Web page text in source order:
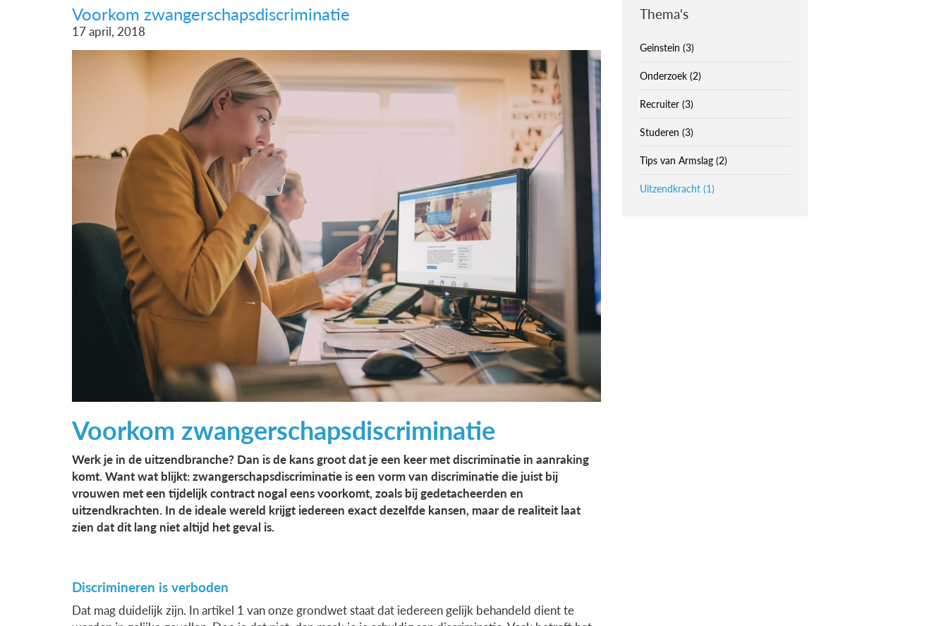
Voorkom zwangerschapsdiscriminatie
17 april, 2018
Voorkom zwangerschapsdiscriminatie
Werk je in de uitzendbranche? Dan is de kans groot dat je een keer met discriminatie in aanraking
komt. Want wat blijkt: zwangerschapsdiscriminatie is een vorm van discriminatie die juist bij
vrouwen met een tijdelijk contract nogal eens voorkomt, zoals bij gedetacheerden en
uitzendkrachten. In de ideale wereld krijgt iedereen exact dezelfde kansen, maar de realiteit laat
zien dat dit lang niet altijd het geval is.
Discrimineren is verboden
Dat mag duidelijk zijn. In artikel 1 van onze grondwet staat dat iedereen gelijk behandeld dient te
Thema's
Geinstein (3)
Onderzoek (2)
Recruiter (3)
Studeren (3)
Tips van Armslag (2)
Uitzendkracht (1)